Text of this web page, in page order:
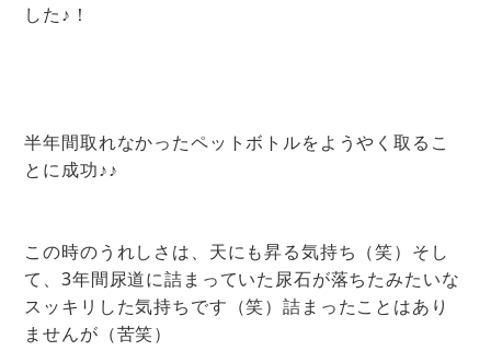
した♪！
半年間取れなかったペットボトルをようやく取るこ
とに成功♪♪
この時のうれしさは、天にも昇る気持ち（笑）そし
て、3年間尿道に詰まっていた尿石が落ちたみたいな
スッキリした気持ちです（笑）詰まったことはあり
ませんが（苦笑）